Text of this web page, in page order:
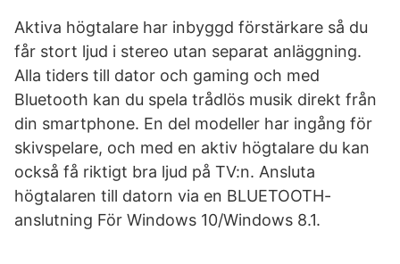
Aktiva högtalare har inbyggd förstärkare så du
får stort ljud i stereo utan separat anläggning.
Alla tiders till dator och gaming och med
Bluetooth kan du spela trådlös musik direkt från
din smartphone. En del modeller har ingång för
skivspelare, och med en aktiv högtalare du kan
också få riktigt bra ljud på TV:n. Ansluta
högtalaren till datorn via en BLUETOOTH-
anslutning För Windows 10/Windows 8.1.